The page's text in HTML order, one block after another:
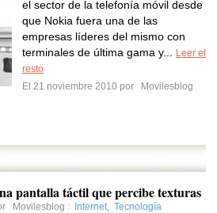
el sector de la telefonía móvil desde
que Nokia fuera una de las
empresas líderes del mismo con
terminales de última gama y...
Leer el
resto
El 21 noviembre 2010 por
Movilesblog
pantalla táctil que percibe texturas
Movilesblog : Internet, Tecnología